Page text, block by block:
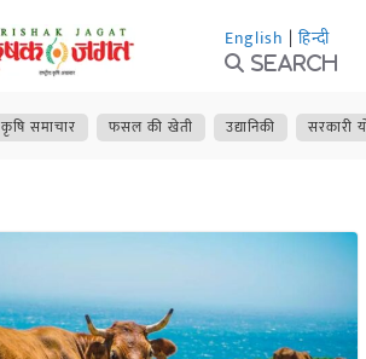
English | हिन्दी
Search
कृषि समाचार फसल की खेती उद्यानिकी सरकारी